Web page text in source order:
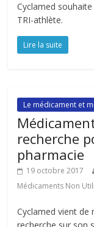
Cyclamed
TRI-athlète.
Lire la suite
Le médicament et
recherche
pharmacie
19 octobre 2017
Médicaments Non
Cyclamed vient